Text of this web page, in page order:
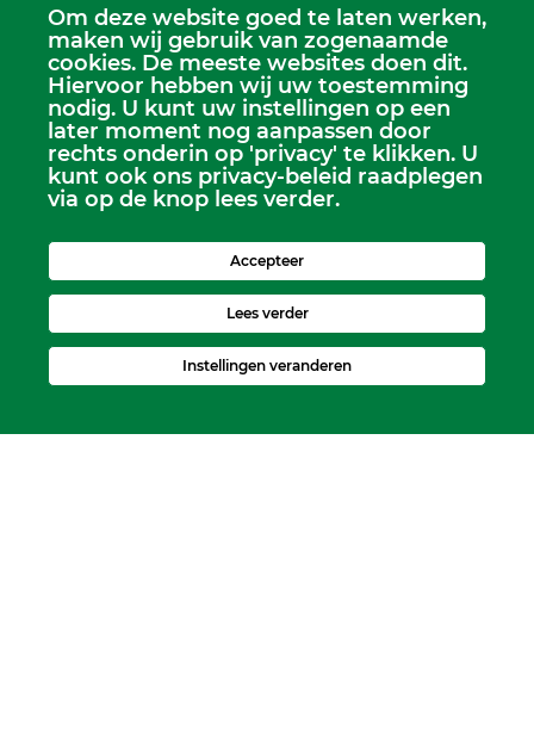
Scriba
Dhr. Leen Kruithof
scriba@kerkheerjansdam.nl
Om deze website goed te laten werken,
maken wij gebruik van zogenaamde
cookies. De meeste websites doen dit.
Hiervoor hebben wij uw toestemming
nodig. U kunt uw instellingen op een
later moment nog aanpassen door
rechts onderin op 'privacy' te klikken. U
kunt ook ons privacy-beleid raadplegen
via op de knop lees verder.
Accepteer
Lees verder
Instellingen veranderen